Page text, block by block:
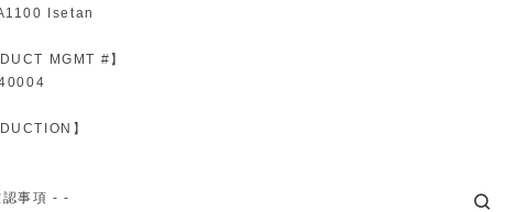
Isetan
MGMT #】
】
事項 - -